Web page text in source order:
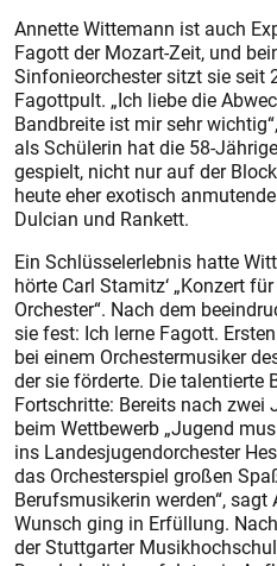
Annette Wittemann ist auch
Fagott der Mozart-Zeit, und
Sinfonieorchester sitzt sie seit
Fagottpult. „Ich liebe die
Bandbreite ist mir sehr
als Schülerin hat die 58-
gespielt, nicht nur auf der
heute eher exotisch
Dulcian und Rankett.
Ein Schlüsselerlebnis hatte
hörte Carl Stamitz‘ „Konzert
Orchester“. Nach dem
sie fest: Ich lerne Fagott.
bei einem Orchestermusiker
der sie förderte. Die talentierte
Fortschritte: Bereits nach zwei
beim Wettbewerb „Jugend
ins Landesjugendorchester
das Orchesterspiel großen
Berufsmusikerin werden“,
Wunsch ging in Erfüllung.
der Stuttgarter